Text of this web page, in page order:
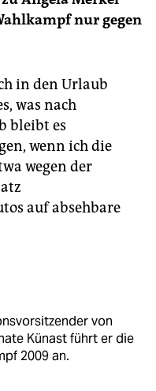
nur gegen
in den Urlaub
was nach
bleibt es
wenn ich die
wegen der
auf absehbare
von
Künast führt er die
2009 an.